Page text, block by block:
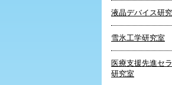
液晶デバイス研
雪氷工学研究室
医療支援先進セ
研究室